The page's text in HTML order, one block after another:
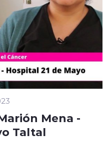
Mena -
Taltal